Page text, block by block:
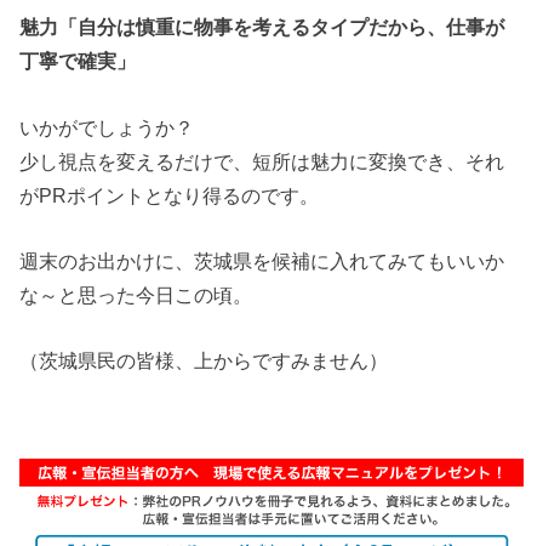
魅力「自分は慎重に物事を考えるタイプだから、仕事が
丁寧で確実」
いかがでしょうか？
少し視点を変えるだけで、短所は魅力に変換でき、それ
がPRポイントとなり得るのです。
週末のお出かけに、茨城県を候補に入れてみてもいいか
な～と思った今日この頃。
（茨城県民の皆様、上からですみません）